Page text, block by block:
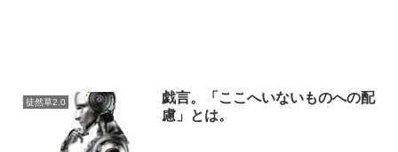
徒然草2.0
戯言。「ここへいないものへの配
慮」とは。